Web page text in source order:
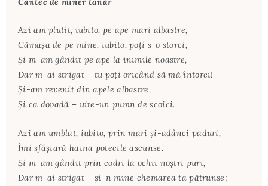
Azi am plutit, iubito, pe ape mari albastre,
Cămaşa de pe mine, iubito, poţi s-o storci,
Şi m-am gândit pe ape la inimile noastre,
Dar m-ai strigat – tu poţi oricând să mă întorci! –
Şi-am revenit din apele albastre,
Şi ca dovadă – uite-un pumn de scoici.
Azi am umblat, iubito, prin mari şi-adânci păduri,
Îmi sfâşiară haina potecile ascunse.
Şi m-am gândit prin codri la ochii noştri puri,
Dar m-ai strigat – şi-n mine chemarea ta pătrunse;